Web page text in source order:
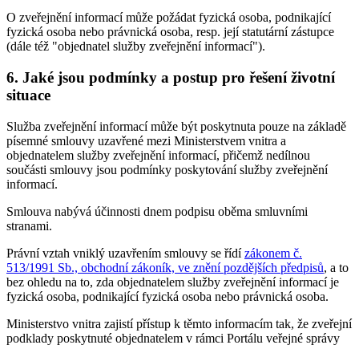
O zveřejnění informací může požádat fyzická osoba, podnikající
fyzická osoba nebo právnická osoba, resp. její statutární zástupce
(dále též "objednatel služby zveřejnění informací").
6. Jaké jsou podmínky a postup pro řešení životní
situace
Služba zveřejnění informací může být poskytnuta pouze na základě
písemné smlouvy uzavřené mezi Ministerstvem vnitra a
objednatelem služby zveřejnění informací, přičemž nedílnou
součásti smlouvy jsou podmínky poskytování služby zveřejnění
informací.
Smlouva nabývá účinnosti dnem podpisu oběma smluvními
stranami.
Právní vztah vniklý uzavřením smlouvy se řídízákonem č.
513/1991 Sb., obchodní zákoník, ve znění pozdějších předpisů, a to
bez ohledu na to, zda objednatelem služby zveřejnění informací je
fyzická osoba, podnikající fyzická osoba nebo právnická osoba.
Ministerstvo vnitra zajistí přístup k těmto informacím tak, že zveřejní
podklady poskytnuté objednatelem v rámci Portálu veřejné správy